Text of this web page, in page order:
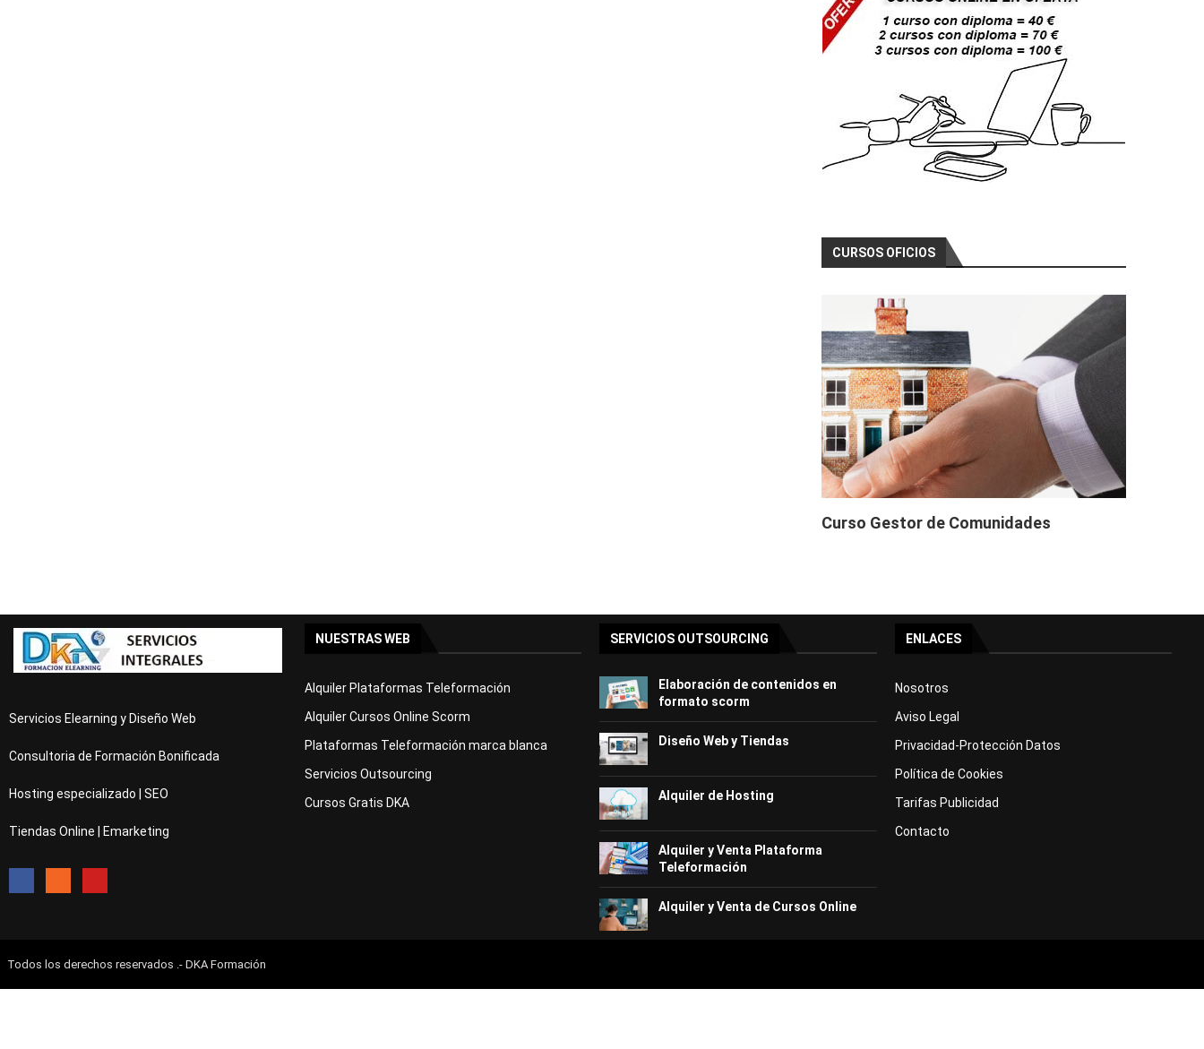
CURSOS OFICIOS
Curso Gestor de Comunidades
Servicios Elearning y Diseño Web
Consultoria de Formación Bonificada
Hosting especializado | SEO
Tiendas Online | Emarketing
NUESTRAS WEB
Alquiler Plataformas Teleformación
Alquiler Cursos Online Scorm
Plataformas Teleformación marca blanca
Servicios Outsourcing
Cursos Gratis DKA
SERVICIOS OUTSOURCING
Elaboración de contenidos en
formato scorm
Diseño Web y Tiendas
Alquiler de Hosting
Alquiler y Venta Plataforma
Teleformación
Alquiler y Venta de Cursos Online
ENLACES
Nosotros
Aviso Legal
Privacidad-Protección Datos
Política de Cookies
Tarifas Publicidad
Contacto
Todos los derechos reservados .- DKA Formación